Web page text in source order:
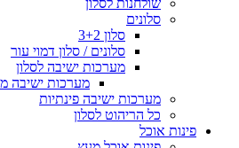
שולחנות לסלון
סלונים
סלון 3+2
סלונים / סלון דמוי עור
מערכות ישיבה לסלון
מערכות ישיבה
מערכות ישיבה פינתיות
כל הריהוט לסלון
פינות אוכל